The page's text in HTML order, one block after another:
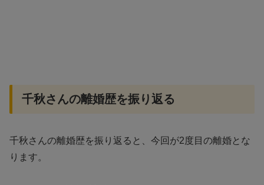
千秋さんの離婚歴を振り返る
千秋さんの離婚歴を振り返ると、今回が2度目の離婚とな
ります。